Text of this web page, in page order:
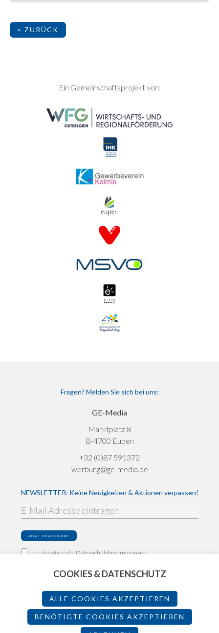
< ZURÜCK
SEITENFUSSEin Gemeinschaftsprojekt von:
Fragen? Melden Sie sich bei uns:
GE-Media
Marktplatz 8
B-4700 Eupen
+32 (0)87 591372
werbung@ge-media.be
NEWSLETTER: Keine Neuigkeiten & Aktionen verpassen!
Ich akzeptiere die Datenschutzbestimmungen
Impressum
Datenschutz
Teilnahmebedingungen
COOKIES & DATENSCHUTZ
ALLE COOKIES AKZEPTIEREN
BENÖTIGTE COOKIES AKZEPTIEREN